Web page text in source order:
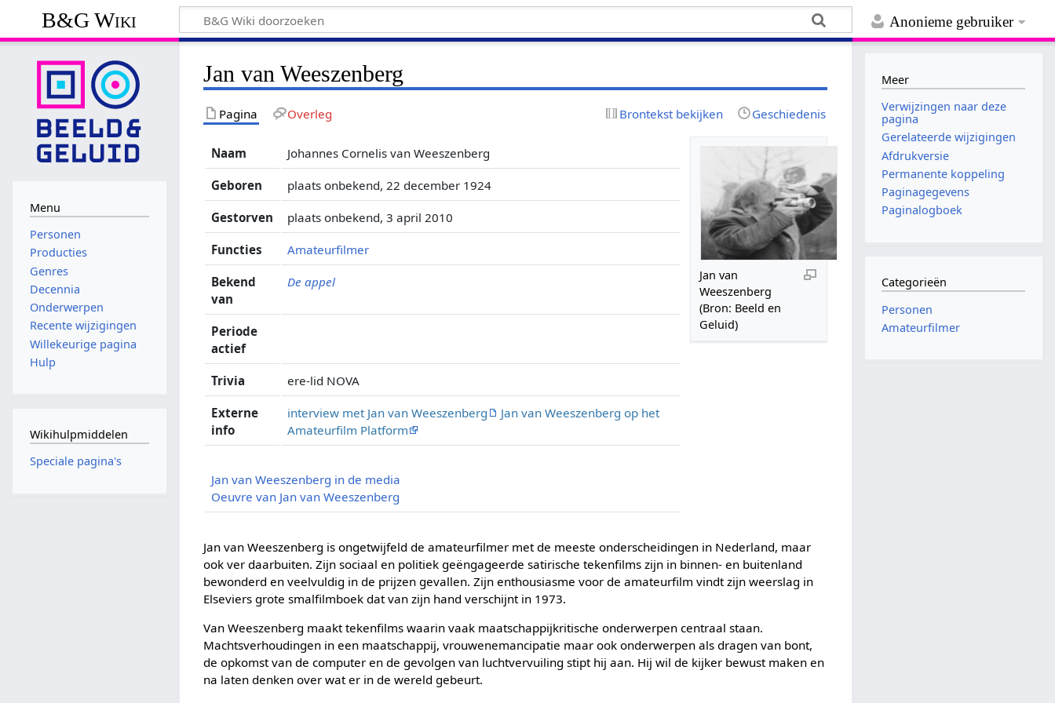
Anonieme gebruiker
B&G Wiki
Jan van Weeszenberg
Pagina Overleg Brontekst bekijken Geschiedenis
Jan van
Weeszenberg
(Bron: Beeld en
Geluid)
Naam Johannes Cornelis van Weeszenberg
Geboren plaats onbekend, 22 december 1924
Gestorven plaats onbekend, 3 april 2010
Functies Amateurfilmer
Bekend
van
De appel
Periode
actief
Trivia ere-lid NOVA
Externe
info
interview met Jan van Weeszenberg
Jan van Weeszenberg op het
Amateurfilm Platform
Jan van Weeszenberg in de media
Oeuvre van Jan van Weeszenberg
Jan van Weeszenberg is ongetwijfeld de amateurfilmer met de meeste onderscheidingen in Nederland, maar
ook ver daarbuiten. Zijn sociaal en politiek geëngageerde satirische tekenfilms zijn in binnen- en buitenland
bewonderd en veelvuldig in de prijzen gevallen. Zijn enthousiasme voor de amateurfilm vindt zijn weerslag in
Elseviers grote smalfilmboek dat van zijn hand verschijnt in 1973.
Van Weeszenberg maakt tekenfilms waarin vaak maatschappijkritische onderwerpen centraal staan.
Machtsverhoudingen in een maatschappij, vrouwenemancipatie maar ook onderwerpen als dragen van bont,
de opkomst van de computer en de gevolgen van luchtvervuiling stipt hij aan. Hij wil de kijker bewust maken en
na laten denken over wat er in de wereld gebeurt.
Menu
Personen
Producties
Genres
Decennia
Onderwerpen
Recente wijzigingen
Willekeurige pagina
Hulp
Wikihulpmiddelen
Speciale pagina's
Meer
Verwijzingen naar deze
pagina
Gerelateerde wijzigingen
Afdrukversie
Permanente koppeling
Paginagegevens
Paginalogboek
Categorieën
Personen
Amateurfilmer